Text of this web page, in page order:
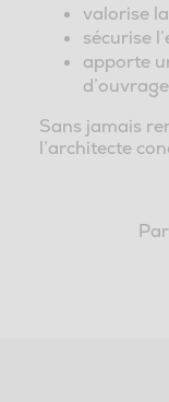
valorise
sécurise
apporte
Sans jamais
l’architecte